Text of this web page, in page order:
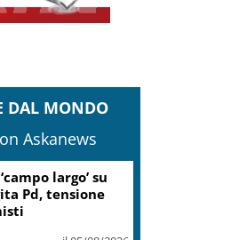
DAL MONDO
Askanews
largo’ su
Pd, tensione